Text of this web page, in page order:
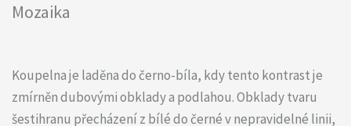
Mozaika
Koupelna je laděna do černo-bíla, kdy tento kontrast je
zmírněn dubovými obklady a podlahou. Obklady tvaru
šestihranu přecházení z bílé do černé v nepravidelné linii,